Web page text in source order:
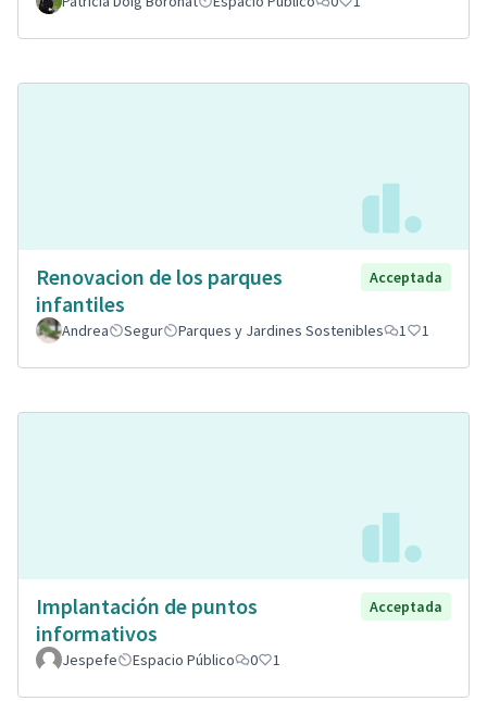
Renovacion de los parques
infantiles
Acceptada
Andrea Segur Parques y Jardines Sostenibles 1 1
Implantación de puntos
informativos
Acceptada
Jespefe Espacio Público 0 1